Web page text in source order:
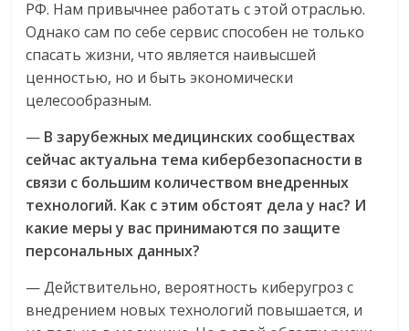
РФ. Нам привычнее работать с этой отраслью.
Однако сам по себе сервис способен не только
спасать жизни, что является наивысшей
ценностью, но и быть экономически
целесообразным.
— В зарубежных медицинских сообществах
сейчас актуальна тема кибербезопасности в
связи с большим количеством внедренных
технологий. Как с этим обстоят дела у нас? И
какие меры у вас принимаются по защите
персональных данных?
— Действительно, вероятность киберугроз с
внедрением новых технологий повышается, и